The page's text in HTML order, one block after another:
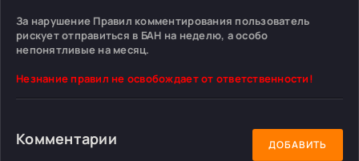
За нарушение Правил комментирования пользователь
рискует отправиться в БАН на неделю, а особо
непонятливые на месяц.
Незнание правил не освобождает от ответственности!
Комментарии ДОБАВИТЬ